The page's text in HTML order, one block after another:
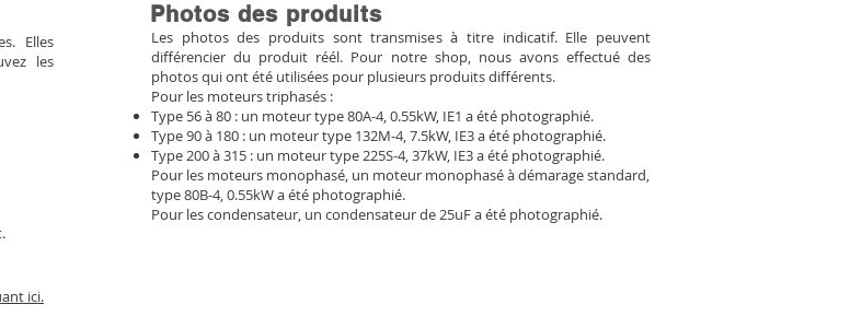
Elles
les
ici.
Photos des produits
Les photos des produits sont transmises à titre indicatif. Elle peuvent
différencier du produit réél. Pour notre shop, nous avons effectué des
photos qui ont été utilisées pour plusieurs produits différents.
Pour les moteurs triphasés :
Type 56 à 80 : un moteur type 80A-4, 0.55kW, IE1 a été photographié.
Type 90 à 180 : un moteur type 132M-4, 7.5kW, IE3 a été photographié.
Type 200 à 315 : un moteur type 225S-4, 37kW, IE3 a été photographié.
Pour les moteurs monophasé, un moteur monophasé à démarage standard,
type 80B-4, 0.55kW a été photographié.
Pour les condensateur, un condensateur de 25uF a été photographié.